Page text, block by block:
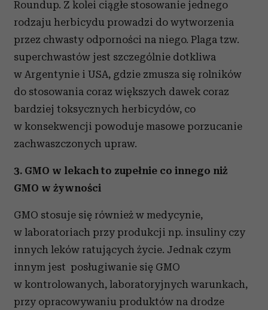
Roundup. Z kolei ciągłe stosowanie jednego
rodzaju herbicydu prowadzi do wytworzenia
przez chwasty odporności na niego. Plaga tzw.
superchwastów jest szczególnie dotkliwa
w Argentynie i USA, gdzie zmusza się rolników
do stosowania coraz większych dawek coraz
bardziej toksycznych herbicydów, co
w konsekwencji powoduje masowe porzucanie
zachwaszczonych upraw.
3. GMO w lekach to zupełnie co innego niż
GMO w żywności
GMO stosuje się również w medycynie,
w laboratoriach przy produkcji np. insuliny czy
innych leków ratujących życie. Jednak czym
innym jest posługiwanie się GMO
w kontrolowanych, laboratoryjnych warunkach,
przy opracowywaniu produktów na drodze